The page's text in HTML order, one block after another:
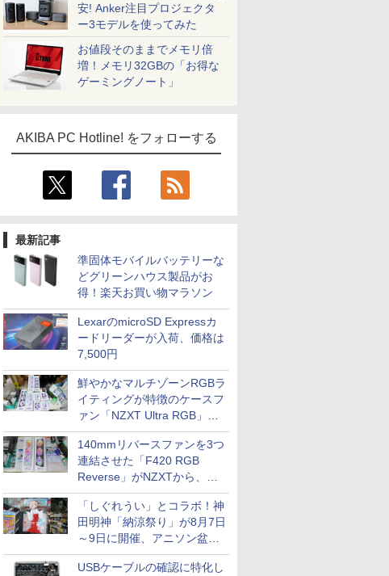
安! Anker注目プロジェクタ
ー3モデルを使ってみた
お値段そのままでメモリ倍
増！メモリ32GBの「お得な
ゲーミングノート」
AKIBA PC Hotline! をフォローする
最新記事
準固体モバイルバッテリーな
どグリーンハウス製品がお
得！楽天お買い物マラソン
LexarのmicroSD Expressカ
ードリーダーが入荷、価格は
7,500円
鮮やかなマルチゾーンRGBラ
イティングが特徴のケースフ
ァン「NZXT Ultra RGB」が
発売、計8製品
140mmリバースファンを3つ
連結させた「F420 RGB
Reverse」がNZXTから、単
一フレーム採用
「しぐれうい」とコラボ！神
田明神「納涼祭り」が8月7日
～9日に開催、アニソン盆踊
りや屋台グルメなどもあり
USBケーブルの確認に特化し